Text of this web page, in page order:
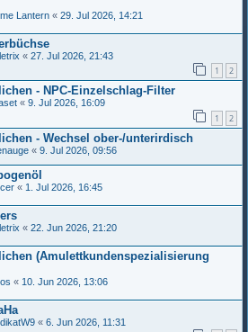
Lantern « 29. Jul 2026, 14:21
« 27. Jul 2026, 21:43
1 2
- NPC-Einzelschlag-Filter
« 9. Jul 2026, 16:09
1 2
- Wechsel ober-/unterirdisch
« 9. Jul 2026, 09:56
« 1. Jul 2026, 16:45
« 22. Jun 2026, 21:20
(Amulettkundenspezialisierung
« 10. Jun 2026, 13:06
« 6. Jun 2026, 11:31